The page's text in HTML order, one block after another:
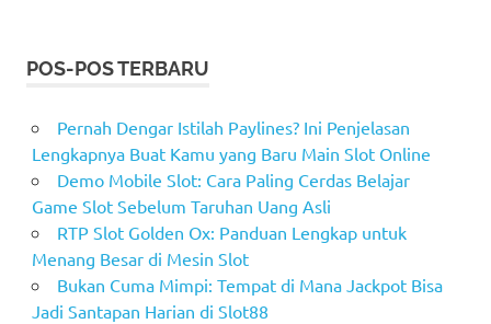
POS-POS TERBARU
Pernah Dengar Istilah Paylines? Ini Penjelasan
Lengkapnya Buat Kamu yang Baru Main Slot Online
Demo Mobile Slot: Cara Paling Cerdas Belajar
Game Slot Sebelum Taruhan Uang Asli
RTP Slot Golden Ox: Panduan Lengkap untuk
Menang Besar di Mesin Slot
Bukan Cuma Mimpi: Tempat di Mana Jackpot Bisa
Jadi Santapan Harian di Slot88